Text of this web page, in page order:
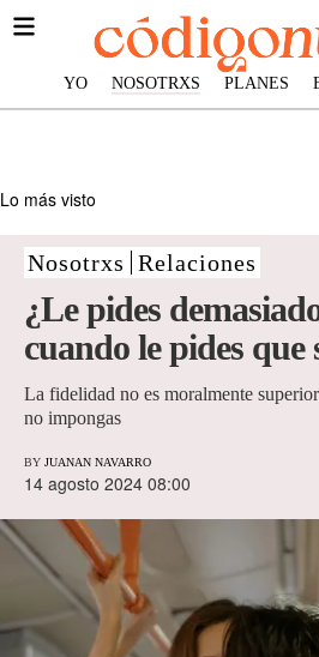
YO NOSOTRXS PLANES
Lo más visto
Nosotrxs Relaciones
¿Le pides
cuando le pides que
La fidelidad no es moralmente
no impongas
BY JUANAN NAVARRO
14 agosto 2024 08:00